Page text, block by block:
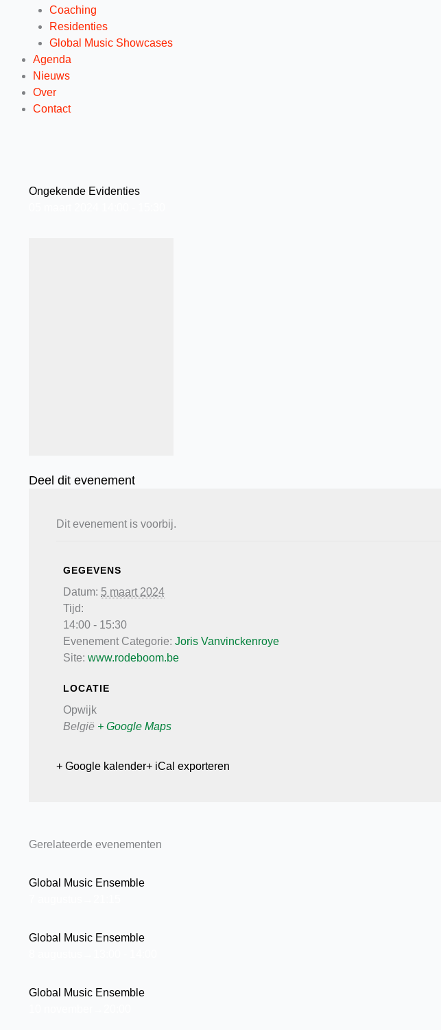
Coaching
Residenties
Global Music Showcases
Agenda
Nieuws
Over
Contact
Ongekende Evidenties
Deel dit evenement
Dit evenement is voorbij.
GEGEVENS
Datum: 5 maart 2024
Tijd:
14:00 - 15:30
Evenement Categorie: Joris Vanvinckenroye
Site: www.rodeboom.be
LOCATIE
Opwijk
België + Google Maps
+ Google kalender+ iCal exporteren
Gerelateerde evenementen
Global Music Ensemble
Global Music Ensemble
Global Music Ensemble